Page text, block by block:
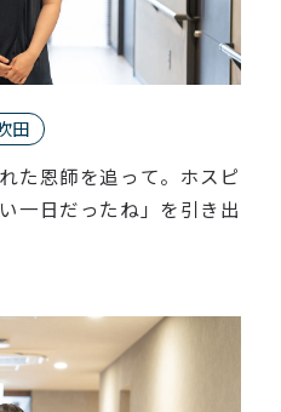
田
た恩師を追って。ホスピ
一日だったね」を引き出